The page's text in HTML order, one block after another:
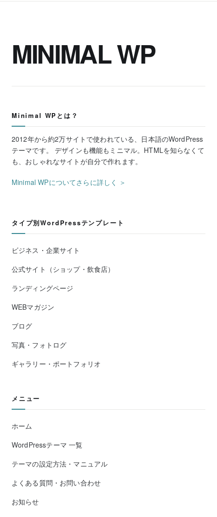
MINIMAL WP
Minimal WPとは？
2012年から約2万サイトで使われている、日本語のWordPress
テーマです。 デザインも機能もミニマル。HTMLを知らなくて
も、おしゃれなサイトが自分で作れます。
Minimal WPについてさらに詳しく ＞
タイプ別WordPressテンプレート
ビジネス・企業サイト
公式サイト（ショップ・飲食店）
ランディングページ
WEBマガジン
ブログ
写真・フォトログ
ギャラリー・ポートフォリオ
メニュー
ホーム
WordPressテーマ 一覧
テーマの設定方法・マニュアル
よくある質問・お問い合わせ
お知らせ